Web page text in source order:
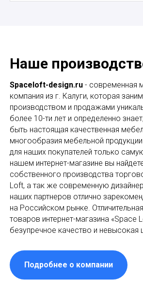
Наше
Spaceloft-design.ru - современная
компания из г. Калуги, которая
производством и продажами
более 10-ти лет и определенно
быть настоящая качественная
многообразия мебельной
для наших покупателей только
нашем интернет-магазине вы
собственного производства
Loft, а так же современную
наших партнеров отлично
на Российском рынке.
товаров интернет-магазина «Space
безупречное качество и невысокая
Подробнее о компании